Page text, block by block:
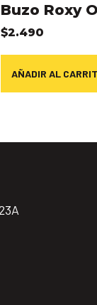
Buzo Roxy
$2.490
AÑADIR AL